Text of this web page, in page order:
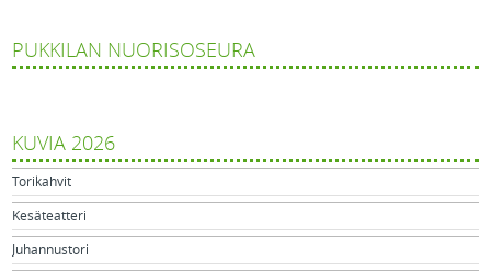
PUKKILAN NUORISOSEURA
KUVIA 2026
Torikahvit
Kesäteatteri
Juhannustori